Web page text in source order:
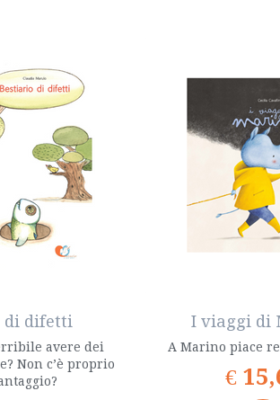
di difetti
avere dei
Non c’è proprio
I viaggi di
A Marino piace
€